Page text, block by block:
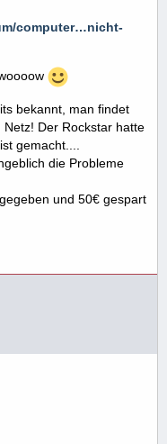
computer…nicht-
bekannt, man findet
Der Rockstar hatte
gemacht....
die Probleme
und 50€ gespart